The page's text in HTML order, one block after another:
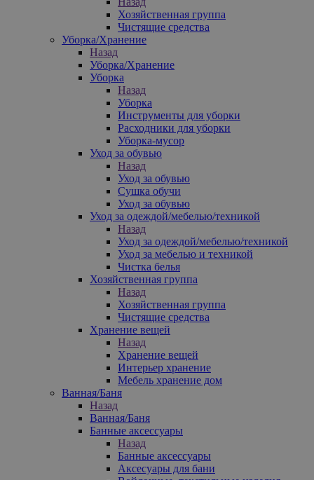
Хозяйственная группа
Чистящие средства
Уборка/Хранение
Назад
Уборка/Хранение
Уборка
Назад
Уборка
Инструменты для уборки
Расходники для уборки
Уборка-мусор
Уход за обувью
Назад
Уход за обувью
Сушка обучи
Уход за обувью
Уход за одеждой/мебелью/техникой
Назад
Уход за одеждой/мебелью/техникой
Уход за мебелью и техникой
Чистка белья
Хозяйственная группа
Назад
Хозяйственная группа
Чистящие средства
Хранение вещей
Назад
Хранение вещей
Интерьер хранение
Мебель хранение дом
Ванная/Баня
Назад
Ванная/Баня
Банные аксессуары
Назад
Банные аксессуары
Аксесуары для бани